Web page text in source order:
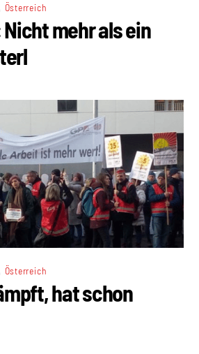
Österreich
mehr als ein
Österreich
hat schon